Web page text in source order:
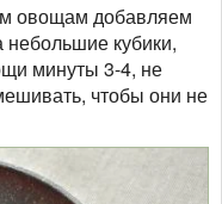
овощам добавляем
небольшие кубики,
минуты 3-4, не
чтобы они не